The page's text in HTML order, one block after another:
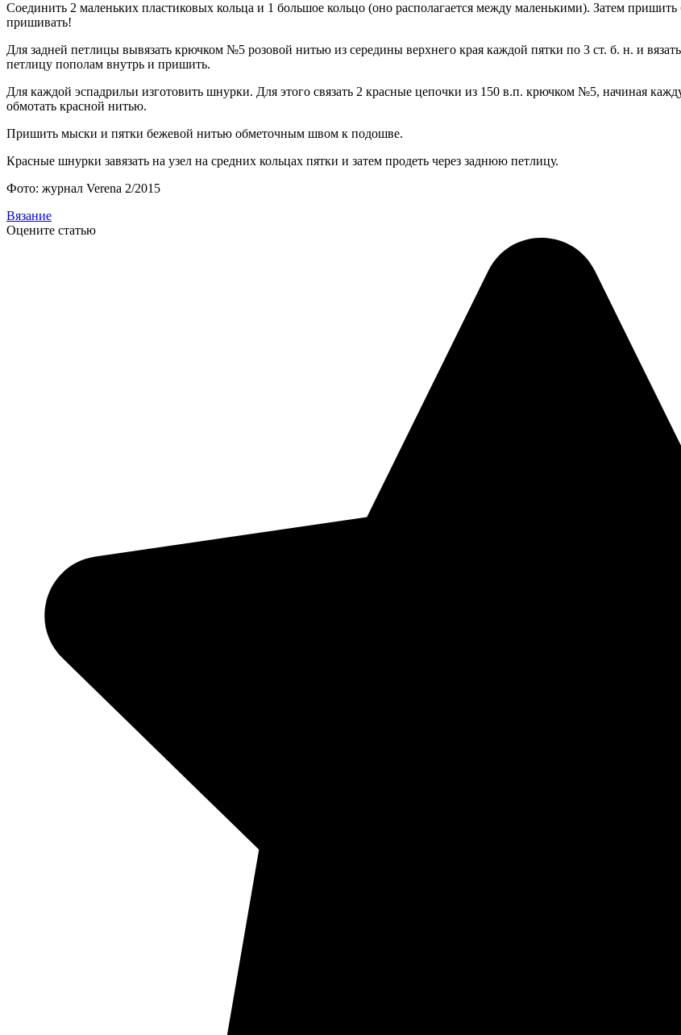
Соединить 2 маленьких пластиковых кольца и 1 большое кольцо (оно располагается между маленькими). Затем
пришивать!
Для задней петлицы вывязать крючком №5 розовой нитью из середины верхнего края каждой пятки по 3 ст. б. н. и
петлицу пополам внутрь и пришить.
Для каждой эспадрильи изготовить шнурки. Для этого связать 2 красные цепочки из 150 в.п. крючком №5, начиная
обмотать красной нитью.
Пришить мыски и пятки бежевой нитью обметочным швом к подошве.
Красные шнурки завязать на узел на средних кольцах пятки и затем продеть через заднюю петлицу.
Фото: журнал Verena 2/2015
Вязание
Оцените статью